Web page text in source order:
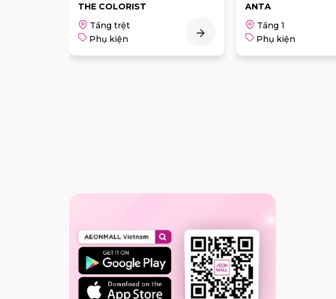
THE COLORIST
Tầng trệt
Phụ kiện
ANTA
Tầng 1
Phụ kiện